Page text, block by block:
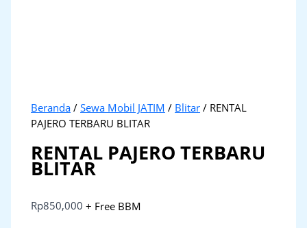
Beranda /Sewa Mobil JATIM / Blitar / RENTAL
PAJERO TERBARU BLITAR
RENTAL PAJERO TERBARU
BLITAR
Rp850,000 + Free BBM